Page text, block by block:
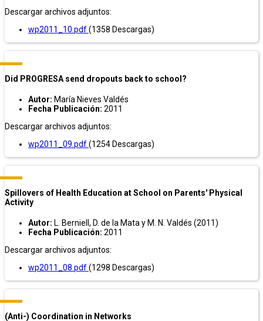
Descargar archivos adjuntos:
wp2011_10.pdf(1358 Descargas)
Did PROGRESA send dropouts back to school?
Autor: María Nieves Valdés
Fecha Publicación: 2011
Descargar archivos adjuntos:
wp2011_09.pdf(1254 Descargas)
Spillovers of Health Education at School on Parents' Physical
Activity
Autor: L. Berniell, D. de la Mata y M. N. Valdés (2011)
Fecha Publicación: 2011
Descargar archivos adjuntos:
wp2011_08.pdf(1298 Descargas)
(Anti-) Coordination in Networks